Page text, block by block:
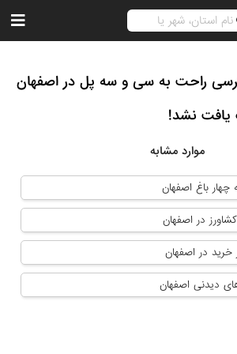
راحت به سی و سه پل در اصفهان
یافت نشد!
موارد مشابه
چهار باغ اصفهان
کشاورز در اصفهان
خرید در اصفهان
دیدنی اصفهان